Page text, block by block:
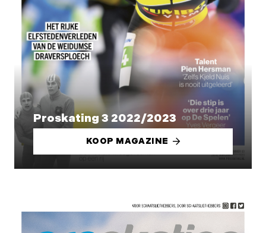
Proskating 3 2022/2023
KOOP MAGAZINE